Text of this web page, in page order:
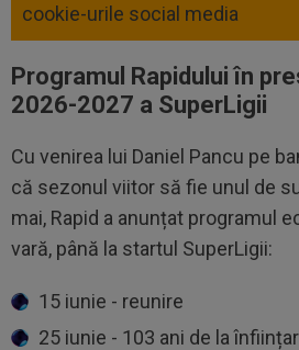
cookie-urile social media
Programul Rapidului în
2026-2027 a SuperLigii
Cu venirea lui Daniel Pancu pe
că sezonul viitor să fie unul de
mai, Rapid a anunțat programul
vară, până la startul SuperLigii:
15 iunie - reunire
25 iunie - 103 ani de la